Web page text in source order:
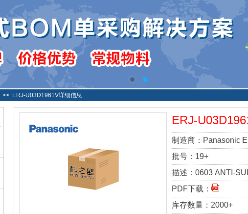
>> ERJ-U03D1961V详细信息
ERJ-
制造商： Panasonic
批号： 19+
描述： 0603 ANTI-
PDF下载：
库存数量： 2000+